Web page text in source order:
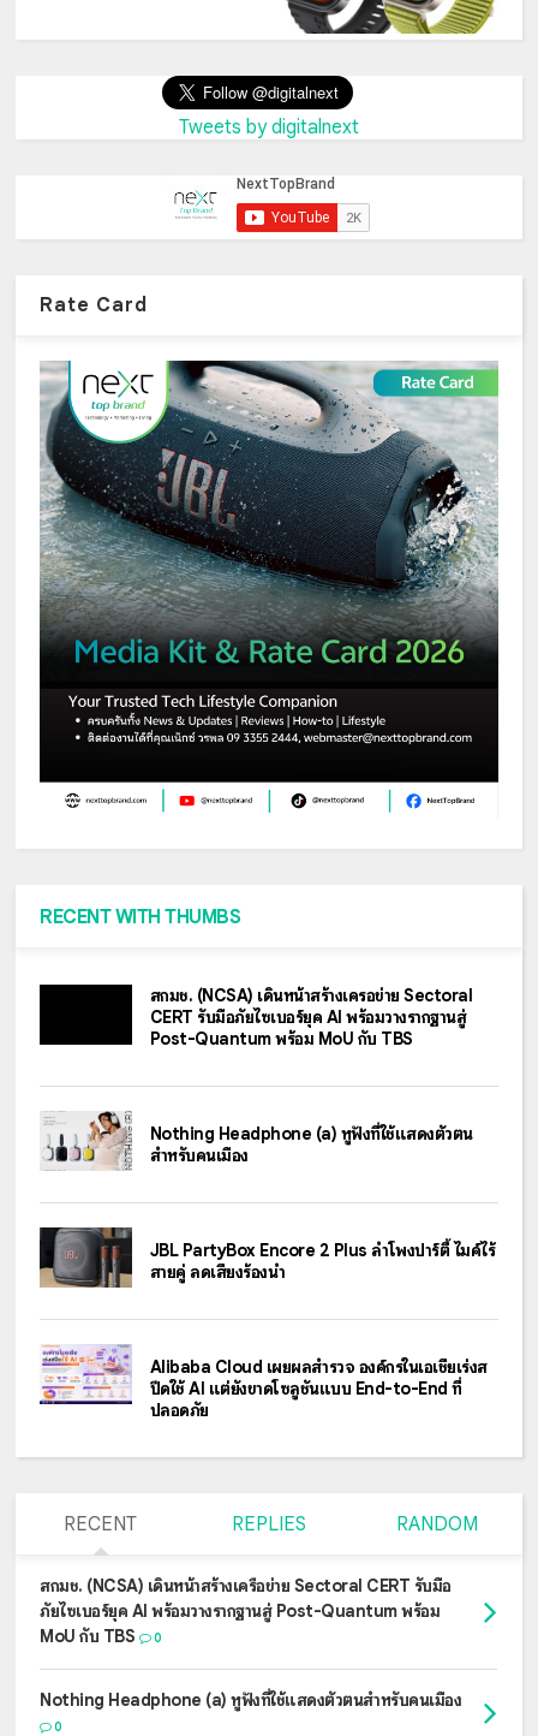
Tweets by digitalnext
Rate Card
RECENT WITH THUMBS
สกมช. (NCSA) เดินหน้าสร้างเครือข่าย Sectoral
CERT รับมือภัยไซเบอร์ยุค AI พร้อมวางรากฐานสู่
Post-Quantum พร้อม MoU กับ TBS
Nothing Headphone (a) หูฟังที่ใช้แสดงตัวตน
สำหรับคนเมือง
JBL PartyBox Encore 2 Plus ลำโพงปาร์ตี้ ไมค์ไร้
สายคู่ ลดเสียงร้องนำ
Alibaba Cloud เผยผลสำรวจ องค์กรในเอเชียเร่งส
ปีดใช้ AI แต่ยังขาดโซลูชันแบบ End-to-End ที่
ปลอดภัย
RECENT REPLIES RANDOM
สกมช. (NCSA) เดินหน้าสร้างเครือข่าย Sectoral CERT รับมือ
ภัยไซเบอร์ยุค AI พร้อมวางรากฐานสู่ Post-Quantum พร้อม
MoU กับ TBS
0
Nothing Headphone (a) หูฟังที่ใช้แสดงตัวตนสำหรับคนเมือง
0